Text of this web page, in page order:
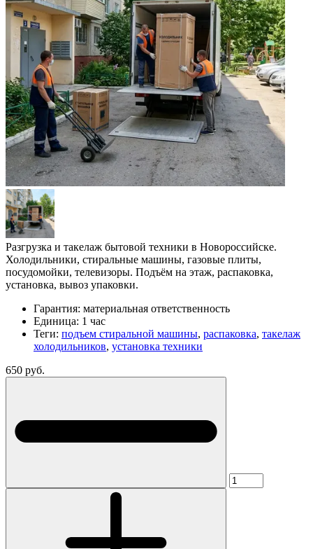
Разгрузка и такелаж бытовой техники в Новороссийске.
Холодильники, стиральные машины, газовые плиты,
посудомойки, телевизоры. Подъём на этаж, распаковка,
установка, вывоз упаковки.
Гарантия: материальная ответственность
Единица: 1 час
Теги: подъем стиральной машины, распаковка, такелаж
холодильников, установка техники
650 руб.